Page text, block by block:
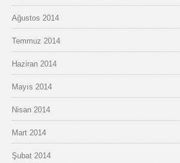
Ağustos 2014
Temmuz 2014
Haziran 2014
Mayıs 2014
Nisan 2014
Mart 2014
Şubat 2014